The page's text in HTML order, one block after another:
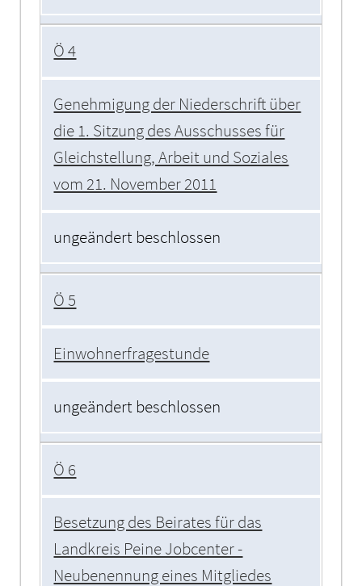
Ö 4
Genehmigung der Niederschrift über
die 1. Sitzung des Ausschusses für
Gleichstellung, Arbeit und Soziales
vom 21. November 2011
ungeändert beschlossen
Ö 5
Einwohnerfragestunde
ungeändert beschlossen
Ö 6
Besetzung des Beirates für das
Landkreis Peine Jobcenter -
Neubenennung eines Mitgliedes